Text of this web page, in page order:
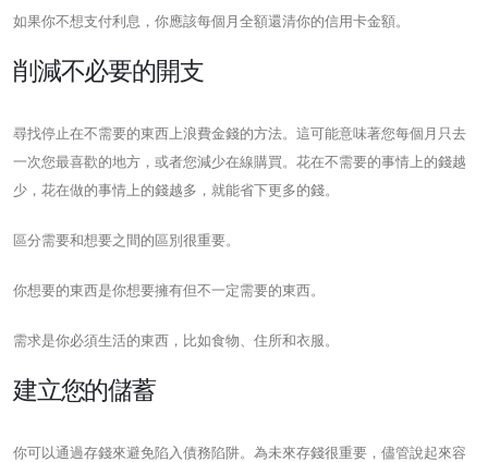
如果你不想支付利息，你應該每個月全額還清你的信用卡金額。
削減不必要的開支
尋找停止在不需要的東西上浪費金錢的方法。這可能意味著您每個月只去
一次您最喜歡的地方，或者您減少在線購買。花在不需要的事情上的錢越
少，花在做的事情上的錢越多，就能省下更多的錢。
區分需要和想要之間的區別很重要。
你想要的東西是你想要擁有但不一定需要的東西。
需求是你必須生活的東西，比如食物、住所和衣服。
建立您的儲蓄
你可以通過存錢來避免陷入債務陷阱。為未來存錢很重要，儘管說起來容